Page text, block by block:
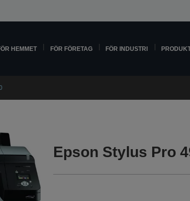
HEMMET FÖR FÖRETAG FÖR INDUSTRI
Epson Stylus Pro